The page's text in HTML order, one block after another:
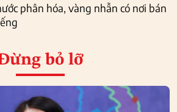
phân hóa, vàng nhẫn có nơi bán
bỏ lỡ